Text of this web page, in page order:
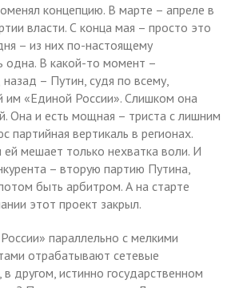
концепцию. В марте – апреле в
власти. С конца мая – просто это
– из них по-настоящему
одна. В какой-то момент –
– Путин, судя по всему,
им «Единой России». Слишком она
Она и есть мощная – триста с лишним
партийная вертикаль в регионах.
ей мешает только нехватка воли. И
– вторую партию Путина,
быть арбитром. А на старте
этот проект закрыл.
параллельно с мелкими
отрабатывают сетевые
другом, истинно государственном